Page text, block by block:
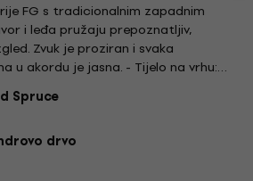
FG s tradicionalnim zapadnim
i leđa pružaju prepoznatljiv,
Zvuk je proziran i svaka
u akordu je jasna. - Tijelo na vrhu:
leđa i strana: Flamed Maple - Vrat:
- Fretboard: Rosewood - Broj Frets:
Spruce
drvo